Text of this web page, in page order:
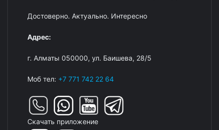
Достоверно. Актуально. Интересно
Адрес:
г. Алматы 050000, ул. Баишева, 28/5
Моб тел: +7 771 742 22 64
Скачать приложение